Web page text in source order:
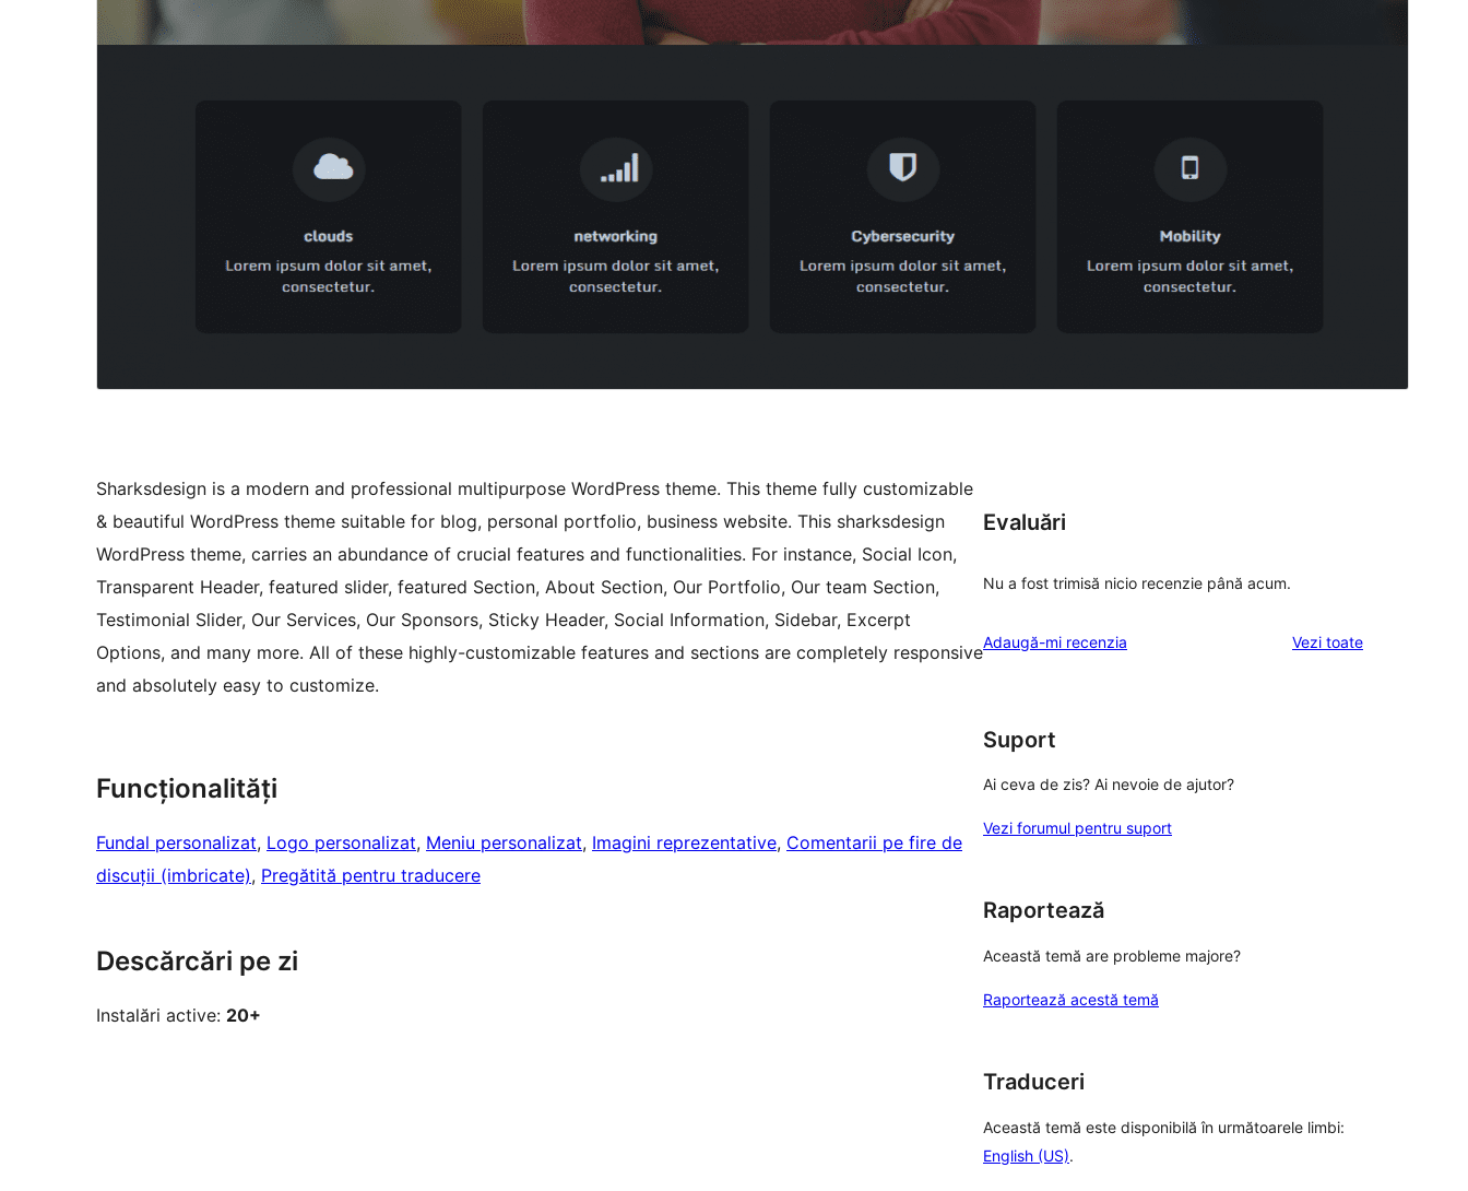
Sharksdesign is a modern and professional multipurpose WordPress theme. This theme fully customizable
& beautiful WordPress theme suitable for blog, personal portfolio, business website. This sharksdesign
WordPress theme, carries an abundance of crucial features and functionalities. For instance, Social Icon,
Transparent Header, featured slider, featured Section, About Section, Our Portfolio, Our team Section,
Testimonial Slider, Our Services, Our Sponsors, Sticky Header, Social Information, Sidebar, Excerpt
Options, and many more. All of these highly-customizable features and sections are completely responsive
and absolutely easy to customize.
Funcționalități
Fundal personalizat, Logo personalizat, Meniu personalizat, Imagini reprezentative, Comentarii pe fire de
discuții (imbricate), Pregătită pentru traducere
Descărcări pe zi
Instalări active: 20+
Evaluări
Nu a fost trimisă nicio recenzie până acum.
Adaugă-mi recenzia Vezi toaterecenziile
Suport
Ai ceva de zis? Ai nevoie de ajutor?
Vezi forumul pentru suport
Raportează
Această temă are probleme majore?
Raportează acestă temă
Traduceri
Această temă este disponibilă în următoarele limbi:
English (US).